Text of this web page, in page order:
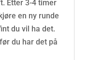
Etter 3-4 timer
en ny runde
du vil ha det.
du har det på